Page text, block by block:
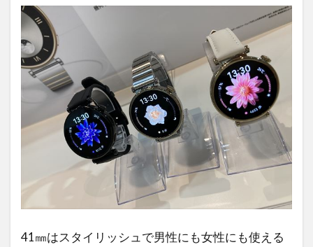
41㎜はスタイリッシュで男性にも女性にも使える